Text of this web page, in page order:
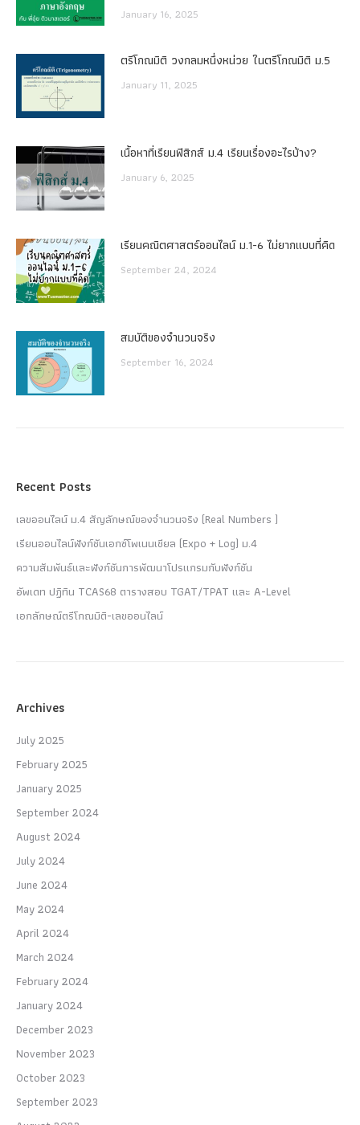
January 16, 2025
ตรีโกณมิติ วงกลมหนึ่งหน่วย ในตรีโกณมิติ ม.5
January 11, 2025
เนื้อหาที่เรียนฟิสิกส์ ม.4 เรียนเรื่องอะไรบ้าง?
January 6, 2025
เรียนคณิตศาสตร์ออนไลน์ ม.1-6 ไม่ยากแบบที่คิด
September 24, 2024
สมบัติของจำนวนจริง
September 16, 2024
Recent Posts
เลขออนไลน์ ม.4 สัญลักษณ์ของจำนวนจริง (Real Numbers )
เรียนออนไลน์ฟังก์ชันเอกซ์โพเนนเชียล (Expo + Log) ม.4
ความสัมพันธ์และฟังก์ชันการพัฒนาโปรแกรมกับฟังก์ชัน
อัพเดท ปฏิทิน TCAS68 ตารางสอบ TGAT/TPAT และ A-Level
เอกลักษณ์ตรีโกณมิติ-เลขออนไลน์
Archives
July 2025
February 2025
January 2025
September 2024
August 2024
July 2024
June 2024
May 2024
April 2024
March 2024
February 2024
January 2024
December 2023
November 2023
October 2023
September 2023